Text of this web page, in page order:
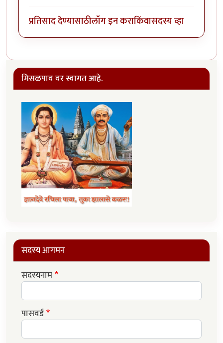
प्रतिसाद देण्यासाठीलॉग इन कराकिंवासदस्य व्हा
मिसळपाव वर स्वागत आहे.
सदस्य आगमन
सदस्यनाम
पासवर्ड